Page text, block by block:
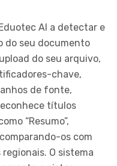
AI a detectar e
do seu documento
do seu arquivo,
chave,
de fonte,
títulos
“Resumo”,
os com
O sistema